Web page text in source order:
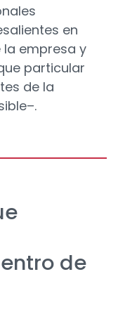
en
empresa y
particular
de la
de